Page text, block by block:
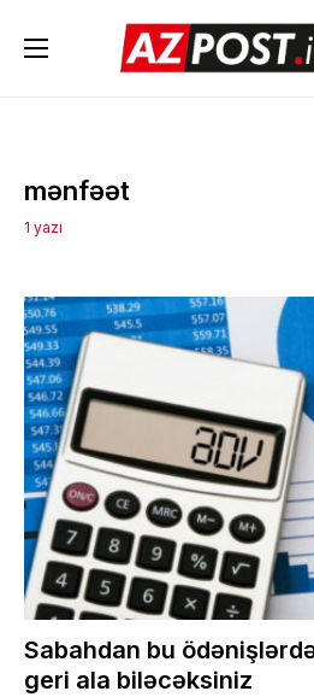
mənfəət
1 yazı
Sabahdan bu
geri ala biləcəksiniz